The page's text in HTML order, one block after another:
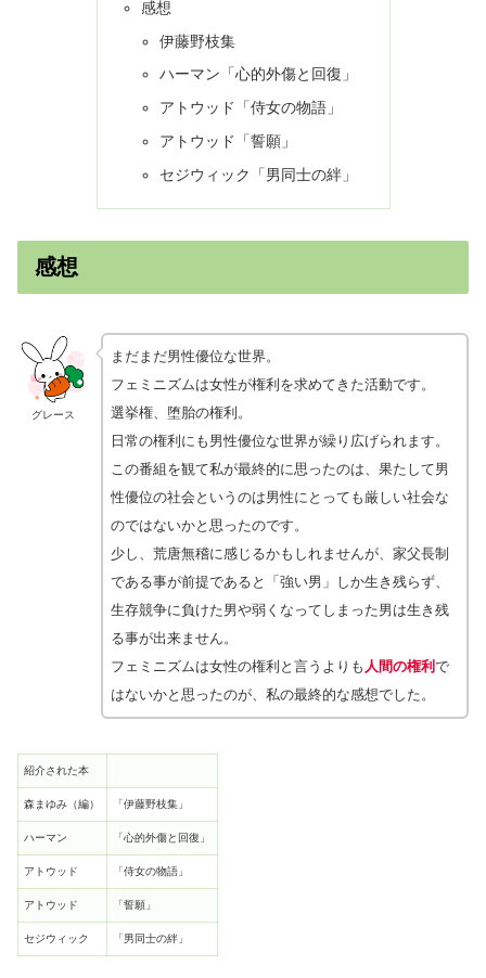
感想
伊藤野枝集
ハーマン「心的外傷と回復」
アトウッド「侍女の物語」
アトウッド「誓願」
セジウィック「男同士の絆」
感想
グレース
まだまだ男性優位な世界。
フェミニズムは女性が権利を求めてきた活動です。
選挙権、堕胎の権利。
日常の権利にも男性優位な世界が繰り広げられます。
この番組を観て私が最終的に思ったのは、果たして男
性優位の社会というのは男性にとっても厳しい社会な
のではないかと思ったのです。
少し、荒唐無稽に感じるかもしれませんが、家父長制
である事が前提であると「強い男」しか生き残らず、
生存競争に負けた男や弱くなってしまった男は生き残
る事が出来ません。
フェミニズムは女性の権利と言うよりも 人間の権利 で
はないかと思ったのが、私の最終的な感想でした。
紹介された本
森まゆみ（編） 「伊藤野枝集」
ハーマン 「心的外傷と回復」
アトウッド 「侍女の物語」
アトウッド 「誓願」
セジウィック 「男同士の絆」